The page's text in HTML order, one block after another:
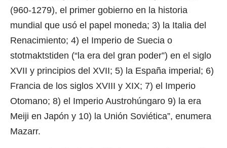
(960-1279), el primer gobierno en la historia
mundial que usó el papel moneda; 3) la Italia del
Renacimiento; 4) el Imperio de Suecia o
stotmaktstiden (“la era del gran poder”) en el siglo
XVII y principios del XVII; 5) la España imperial; 6)
Francia de los siglos XVIII y XIX; 7) el Imperio
Otomano; 8) el Imperio Austrohúngaro 9) la era
Meiji en Japón y 10) la Unión Soviética”, enumera
Mazarr.